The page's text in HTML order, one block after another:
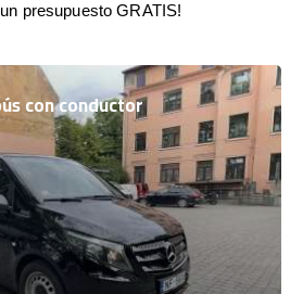
presupuesto GRATIS!
con conductor